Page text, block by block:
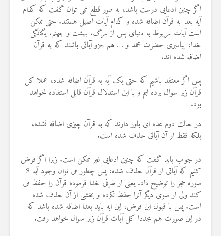
اگر چنین ادعایی درست باشد، به طور قطع نمی توان گفت که کدام
آیه بعدا به قرآن اضافه شده و کدام آیات اصیل هستند. حتی ممکن
است آیات مربوط به دنیای پس از مرگ، بهشت و جهنم، یگانگی
خدا، پیامبری حضرت محمد و … هم جزو آیاتی باشند که به قرآن
اضافه شده اند.
پس اگر معتقد باشیم که حتی یک آیه به قرآن اضافه شده، عملا کل
قرآن زیر سوال برده ایم و با این استدلال قرآن قابل استفاده نخواهد
بود.
در حالت دوم عده ای باور دارند که به قرآن چیزی اضافه نشده،
بلکه فقط از آن آیاتی حذف شده است. ‌
در جواب باید گفت که چنین ادعایی غیر ممکن است. زیرا اگر فرض
کنیم که آیاتی از قرآن حذف شده، پس چطور می توان وجود آیه 9
سوره حجر را توضیح داد. یعنی از طرفی خدا فرموده قرآن را حفظ می
کند ولی از سوی دیگر آنرا حفظ نکرده و بخشی از آن حذف شده
است. پس با قبول این فرض، این آیه باید بعدا اضافه شده باشد که
در این صورت هم مجددا کل آیات قرآن زیر سوال خواهد رفت.